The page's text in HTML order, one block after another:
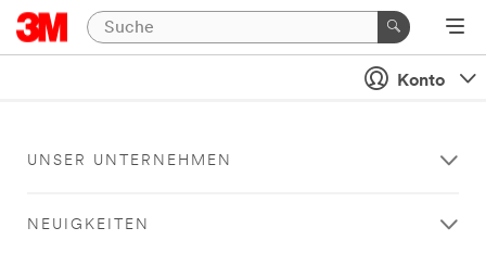
Konto
UNSER UNTERNEHMEN
NEUIGKEITEN